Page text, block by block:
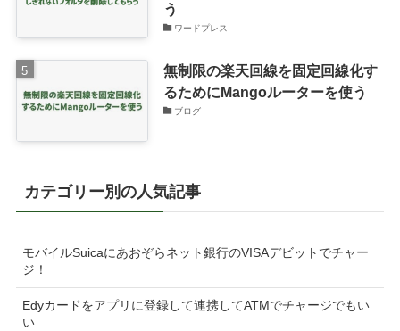
う
ワードプレス
無制限の楽天回線を固定回線化す
るためにMangoルーターを使う
ブログ
カテゴリー別の人気記事
モバイルSuicaにあおぞらネット銀行のVISAデビットでチャー
ジ！
Edyカードをアプリに登録して連携してATMでチャージでもい
い